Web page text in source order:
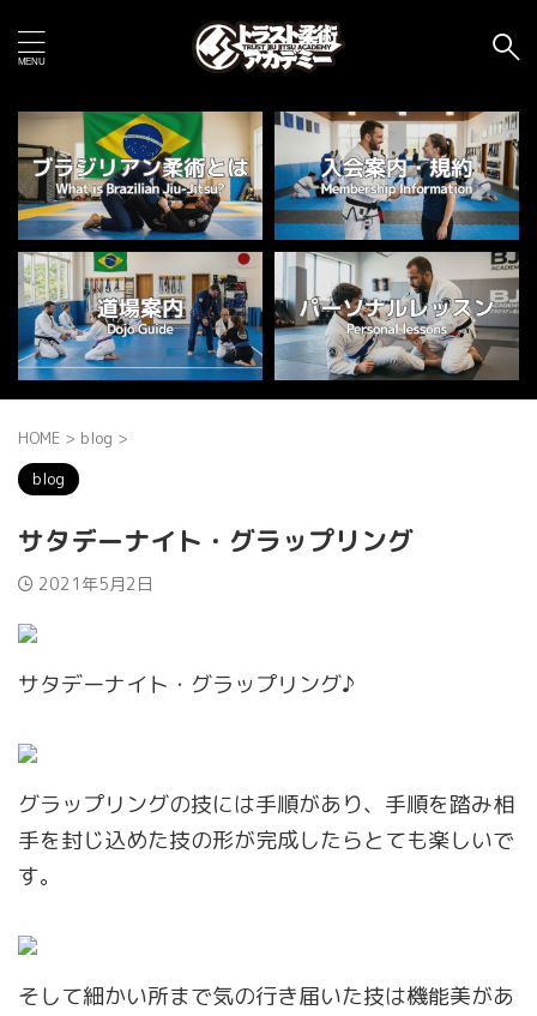
HOME > blog >
blog
サタデーナイト・グラップリング
2021年5月2日
サタデーナイト・グラップリング♪
グラップリングの技には手順があり、手順を踏み相
手を封じ込めた技の形が完成したらとても楽しいで
す。
そして細かい所まで気の行き届いた技は機能美があ